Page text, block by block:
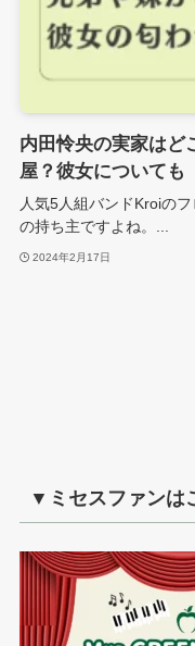
内田怜央の実家はど
屋？彼女についても
人気5人組バンドKroiの
の持ち主ですよね。...
2024年2月17日
▼ミセスファンは